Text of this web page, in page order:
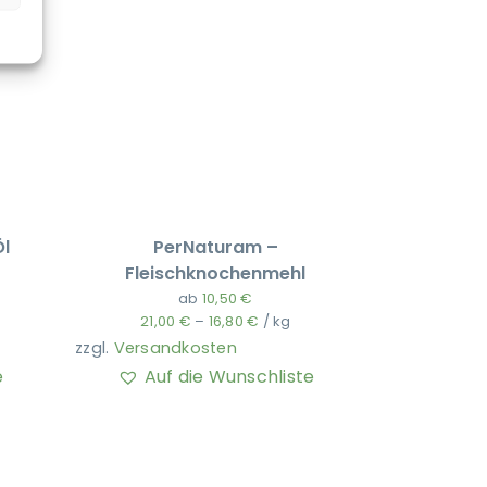
PerNaturam –
Fleischknochenmehl
ab 10,50€
21,00 € – 16,80€ /kg
zzgl. Versandkosten
Auf die Wunschliste